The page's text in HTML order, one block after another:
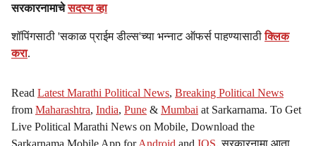
सरकारनामाचेसदस्य व्हा
शॉपिंगसाठी 'सकाळ प्राईम डील्स'च्या भन्नाट ऑफर्स पाहण्यासाठीक्लिक
करा.
Read Latest Marathi Political News, Breaking Political News
from Maharashtra, India, Pune & Mumbai at Sarkarnama. To Get
Live Political Marathi News on Mobile, Download the
Sarkarnama Mobile App forAndroid and IOS. सरकारनामा आता